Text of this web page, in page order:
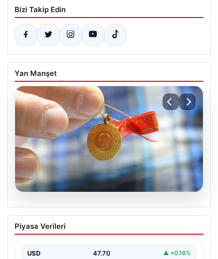
Bizi Takip Edin
Yan Manşet
Altın fiyatları canlı 8 Nisan 2026: Altın
fiyatları ne kadar oldu? Gram, çeyrek,
fiyatları
Piyasa Verileri
USD 47.70 ▲ +0.16%